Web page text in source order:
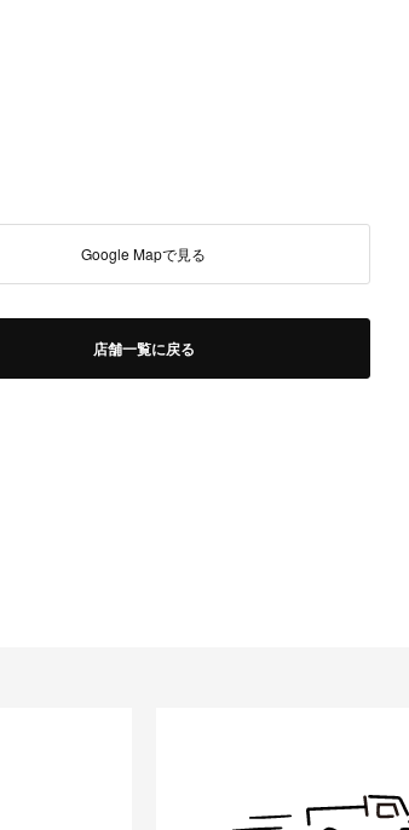
Google Mapで見る
店舗一覧に戻る